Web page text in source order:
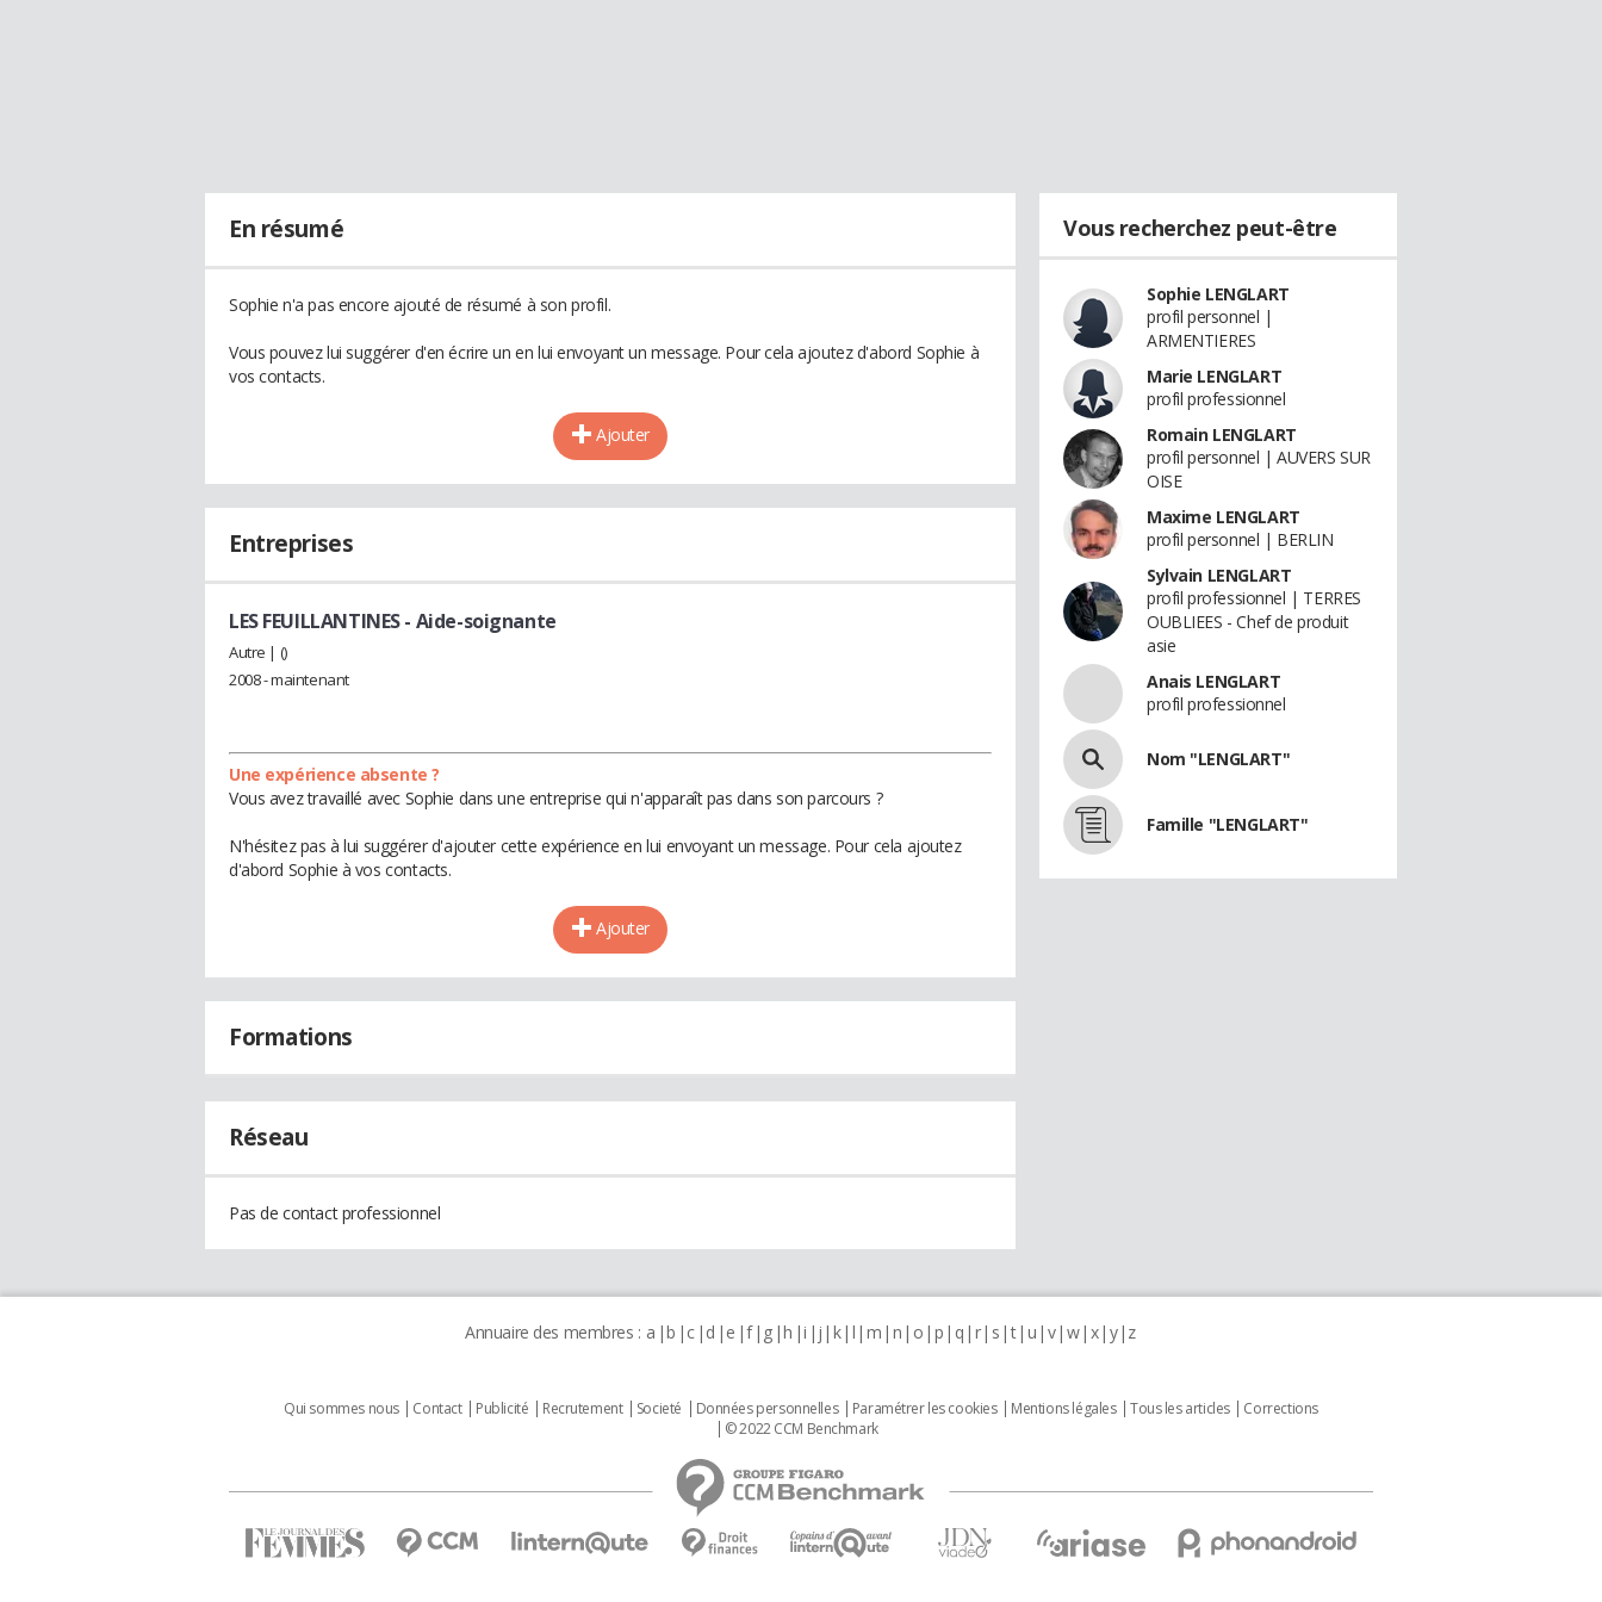
En résumé
Sophie n'a pas encore ajouté de résumé à son profil.
Vous pouvez lui suggérer d'en écrire un en lui envoyant un message. Pour cela ajoutez d'abord Sophie à
vos contacts.
Ajouter
Entreprises
LES FEUILLANTINES- Aide-soignante
Autre | ()
2008 - maintenant
Une expérience absente ?
Vous avez travaillé avec Sophie dans une entreprise qui n'apparaît pas dans son parcours ?
N'hésitez pas à lui suggérer d'ajouter cette expérience en lui envoyant un message. Pour cela ajoutez
d'abord Sophie à vos contacts.
Ajouter
Formations
Réseau
Pas de contact professionnel
Vous recherchez peut-être
Sophie LENGLART
profil personnel |
ARMENTIERES
Marie LENGLART
profil professionnel
Romain LENGLART
profil personnel | AUVERS SUR
OISE
Maxime LENGLART
profil personnel | BERLIN
Sylvain LENGLART
profil professionnel | TERRES
OUBLIEES - Chef de produit
asie
Anais LENGLART
profil professionnel
Nom "LENGLART"
Famille "LENGLART"
Annuaire des membres : a b c d e f g h i j k l m n o p q r s t u v w x y z
Qui sommes nous Contact Publicité Recrutement Societé Données personnelles Paramétrer les cookies Mentions légales Tous les articles
Corrections
© 2022 CCM Benchmark